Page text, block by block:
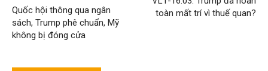
Quốc hội thông qua ngân
sách, Trump phê chuẩn, Mỹ
không bị đóng cửa
toàn mất trí vì thuế quan?